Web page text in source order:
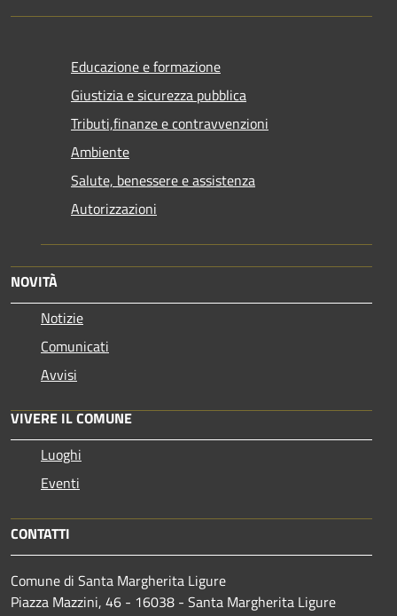
Educazione e formazione
Giustizia e sicurezza pubblica
Tributi,finanze e contravvenzioni
Ambiente
Salute, benessere e assistenza
Autorizzazioni
NOVITÀ
Notizie
Comunicati
Avvisi
VIVERE IL COMUNE
Luoghi
Eventi
CONTATTI
Comune di Santa Margherita Ligure
Piazza Mazzini, 46 - 16038 - Santa Margherita Ligure